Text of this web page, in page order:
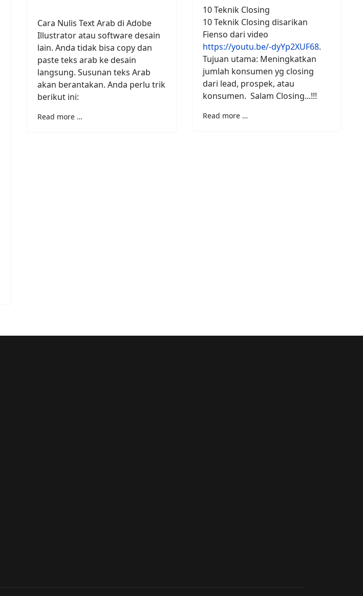
Cara Nulis Text Arab di Adobe
Illustrator atau software desain
lain. Anda tidak bisa copy dan
paste teks arab ke desain
langsung. Susunan teks Arab
akan berantakan. Anda perlu trik
berikut ini:
Read more …
10 Teknik Closing
10 Teknik Closing disarikan
Fienso dari video
https://youtu.be/-dyYp2XUF68.
Tujuan utama: Meningkatkan
jumlah konsumen yg closing
dari lead, prospek, atau
konsumen. Salam Closing...!!!
Read more …